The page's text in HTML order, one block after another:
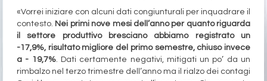
«Vorrei iniziare con alcuni dati congiunturali per inquadrare il
contesto. Nei primi nove mesi dell’anno per quanto riguarda
il settore produttivo bresciano abbiamo registrato un
-17,9%, risultato migliore del primo semestre, chiuso invece
a - 19,7%. Dati certamente negativi, mitigati un po’ da un
rimbalzo nel terzo trimestre dell’anno ma il rialzo dei contagi